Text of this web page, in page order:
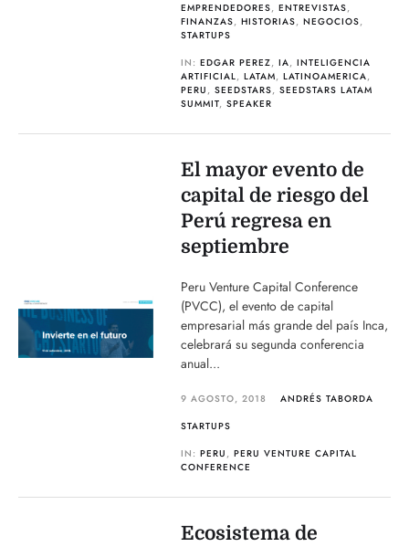
EMPRENDEDORES,ENTREVISTAS,
FINANZAS,HISTORIAS,NEGOCIOS,
STARTUPS
IN:EDGAR PEREZ,IA,INTELIGENCIA
ARTIFICIAL,LATAM,LATINOAMERICA,
PERU ,SEEDSTARS,SEEDSTARS LATAM
SUMMIT,SPEAKER
El mayor evento de
capital de riesgo del
Perú regresa en
septiembre
Peru Venture Capital Conference
(PVCC), el evento de capital
empresarial más grande del país Inca,
celebrará su segunda conferencia
anual...
9 AGOSTO, 2018
ANDRÉS TABORDA
STARTUPS
IN:PERU ,PERU VENTURE CAPITAL
CONFERENCE
Ecosistema de